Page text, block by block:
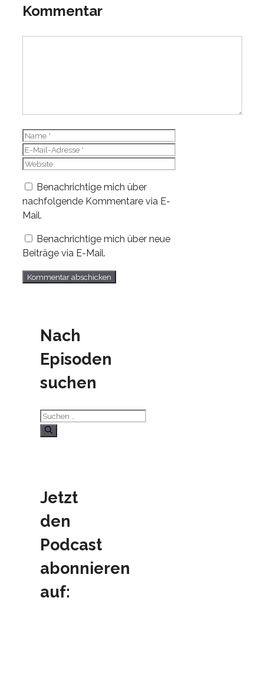
Kommentar
Name
E-
Mail-
Website
Benachrichtige mich über
nachfolgende Kommentare via E-
Mail.
Benachrichtige mich über neue
Beiträge via E-Mail.
Nach
Episoden
suchen
Suchen
nach:
Jetzt
den
Podcast
abonnieren
auf: